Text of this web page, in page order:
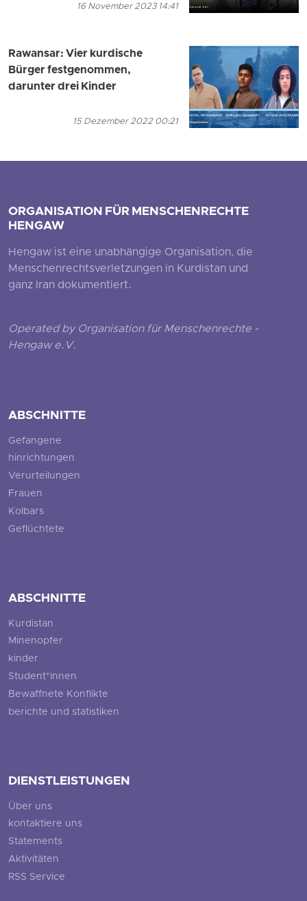
16 November 2023 14:41
Rawansar: Vier kurdische
Bürger festgenommen,
darunter drei Kinder
15 Dezember 2022 00:21
ORGANISATION FÜR MENSCHENRECHTE
HENGAW
Hengaw ist eine unabhängige Organisation, die
Menschenrechtsverletzungen in Kurdistan und
ganz Iran dokumentiert.
Operated by Organisation für Menschenrechte -
Hengaw e.V.
ABSCHNITTE
Gefangene
hinrichtungen
Verurteilungen
Frauen
Kolbars
Geflüchtete
ABSCHNITTE
Kurdistan
Minenopfer
kinder
Student*innen
Bewaffnete Konflikte
berichte und statistiken
DIENSTLEISTUNGEN
Über uns
kontaktiere uns
Statements
Aktivitäten
RSS Service